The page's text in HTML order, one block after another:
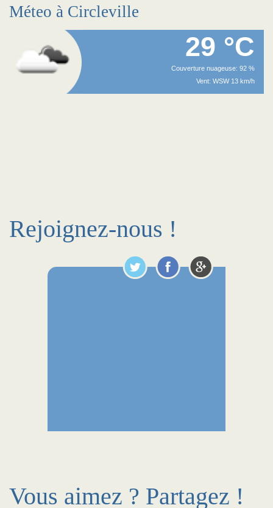
Méteo à Circleville
29 °C
Couverture nuageuse: 92 %
Vent: WSW 13 km/h
Rejoignez-nous !
Vous aimez ? Partagez !